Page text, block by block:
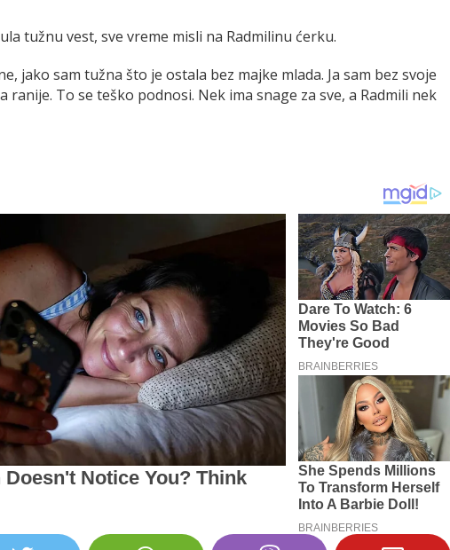
tužnu vest, sve vreme misli na Radmilinu ćerku.
jako sam tužna što je ostala bez majke mlada. Ja sam bez svoje
ranije. To se teško podnosi. Nek ima snage za sve, a Radmili nek